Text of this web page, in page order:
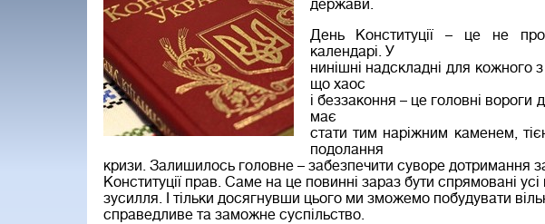
держави.
День Конституції – це не
календарі. У
нинішні надскладні для кожного
що хаос
і беззаконня – це головні
має
стати тим наріжним каменем,
подолання
кризи. Залишилось головне – забезпечити суворе дотримання
Конституції прав. Саме на це повинні зараз бути спрямовані усі
зусилля. І тільки досягнувши цього ми зможемо побудувати
справедливе та заможне суспільство.